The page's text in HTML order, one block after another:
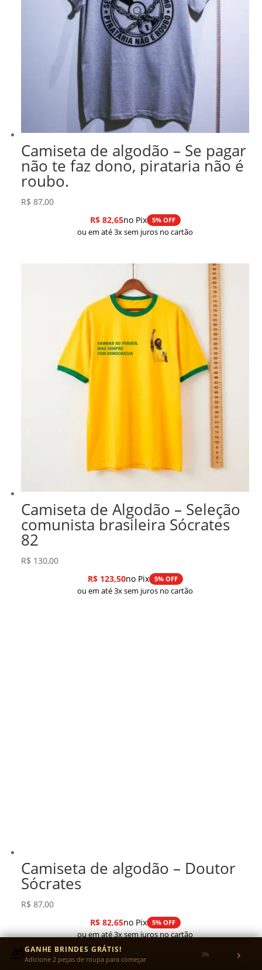
Camiseta de algodão – Se pagar
não te faz dono, pirataria não é
roubo.
R$ 87,00
R$82,65no Pix 5% OFF
ou em até 3x sem juros no cartão
Camiseta de Algodão – Seleção
comunista brasileira Sócrates
82
R$ 130,00
R$123,50no Pix 5% OFF
ou em até 3x sem juros no cartão
Camiseta de algodão – Doutor
Sócrates
R$ 87,00
R$82,65no Pix 5% OFF
ou em até 3x sem juros no cartão
🎁GANHE BRINDES GRÁTIS!
Adicione 2 peças de roupa para começar 0% ›